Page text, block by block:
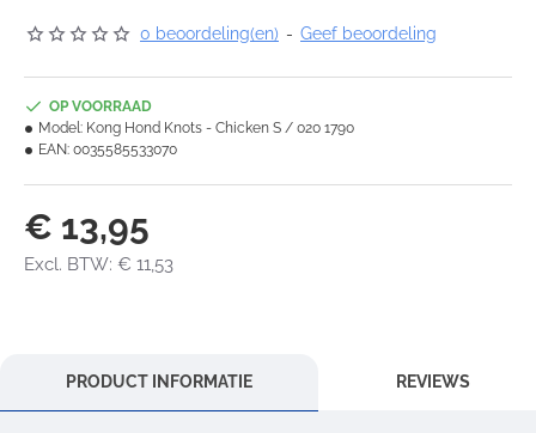
0 beoordeling(en) - Geef beoordeling
€ 13,95
Excl. BTW: € 11,53
OP VOORRAAD
Model: Kong Hond Knots - Chicken S / 020 1790
EAN: 0035585533070
PRODUCT INFORMATIE REVIEWS